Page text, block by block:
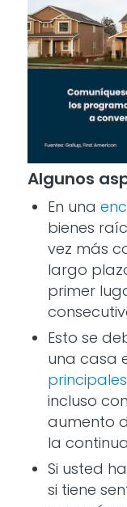
Algunos
En una
bienes
vez más
largo
primer
Esto se
una casa
principales
incluso
aumento
la
Si usted
si tiene